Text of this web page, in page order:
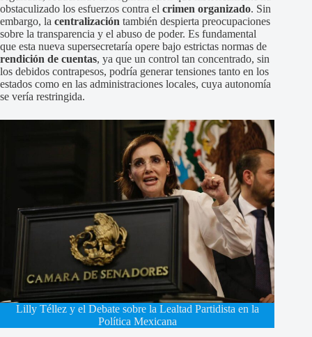
obstaculizado los esfuerzos contra el crimen organizado. Sin
embargo, la centralización también despierta preocupaciones
sobre la transparencia y el abuso de poder. Es fundamental
que esta nueva supersecretaría opere bajo estrictas normas de
rendición de cuentas, ya que un control tan concentrado, sin
los debidos contrapesos, podría generar tensiones tanto en los
estados como en las administraciones locales, cuya autonomía
se vería restringida.
Lilly Téllez y el Debate sobre la Lealtad Partidista en la
Política Mexicana